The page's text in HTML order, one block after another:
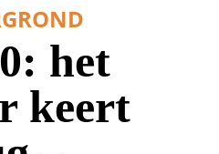
het
keert